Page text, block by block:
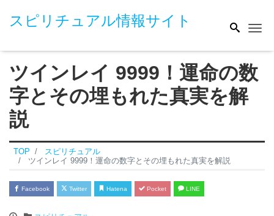
スピリチュアル情報サイト
ツインレイ 9999！運命の数
字とその埋もれた真実を解
説
TOP
スピリチュアル
ツインレイ 9999！運命の数字とその埋もれた真実を解説
Facebook Twitter Hatena Pocket LINE